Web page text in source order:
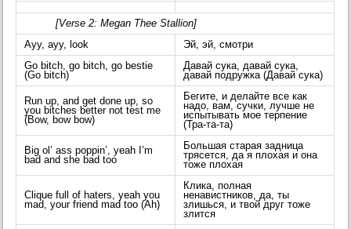
[Verse 2: Megan Thee Stallion]
Ayy, ayy, look
Эй, эй, смотри
Go bitch, go bitch, go bestie
(Go bitch)
Давай сука, давай сука,
давай подружка (Давай сука)
Run up, and get done up, so
you bitches better not test me
(Bow, bow bow)
Бегите, и делайте все как
надо, вам, сучки, лучше не
испытывать мое терпение
(Тра-та-та)
Big ol’ ass poppin’, yeah I’m
bad and she bad too
Большая старая задница
трясется, да я плохая и она
тоже плохая
Clique full of haters, yeah you
mad, your friend mad too (Ah)
Клика, полная
ненавистников, да, ты
злишься, и твой друг тоже
злится